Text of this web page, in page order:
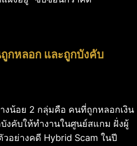
กหลอก และถูกบังคับ
งน้อย 2 กลุ่มคือ คนที่ถูกหลอกเงิน
งคับให้ทำงานในศูนย์สแกม ฝั่งผู้
วอย่างคดี Hybrid Scam ในปี